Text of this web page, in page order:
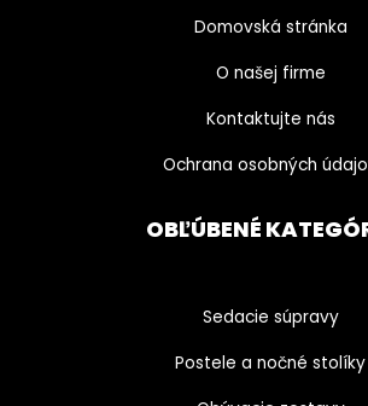
Domovská stránka
O našej firme
Kontaktujte nás
Ochrana osobných
OBĽÚBENÉ
Sedacie súpravy
Postele a nočné stolíky